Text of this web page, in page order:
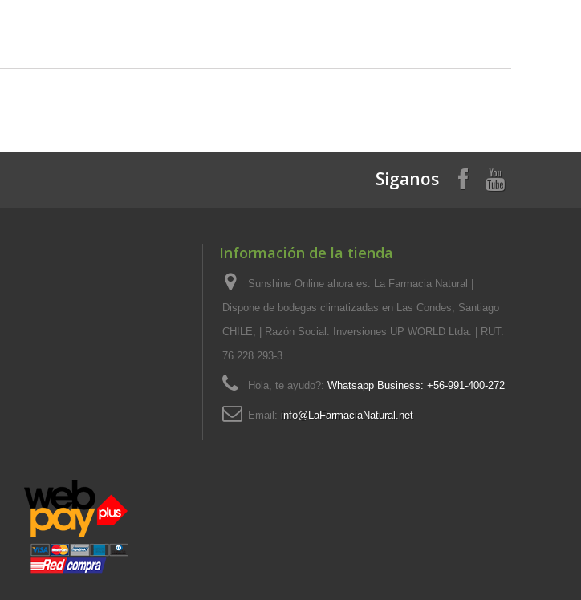
Siganos
Información de la tienda
Sunshine Online ahora es: La Farmacia Natural |
Dispone de bodegas climatizadas en Las Condes, Santiago
CHILE, | Razón Social: Inversiones UP WORLD Ltda. | RUT:
76.228.293-3
Hola, te ayudo?: Whatsapp Business: +56-991-400-272
Email: info@LaFarmaciaNatural.net